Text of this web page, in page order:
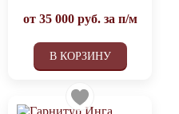
от 35 000руб. за п/м
В КОРЗИНУ